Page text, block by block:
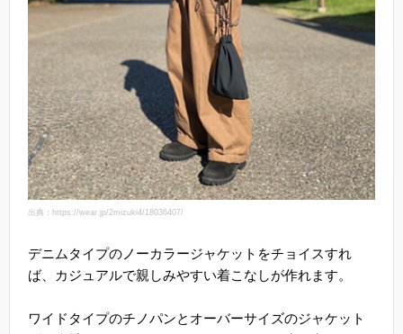
出典：https://wear.jp/2mizuki4/18036407/
デニムタイプのノーカラージャケットをチョイスすれ
ば、カジュアルで親しみやすい着こなしが作れます。
ワイドタイプのチノパンとオーバーサイズのジャケット